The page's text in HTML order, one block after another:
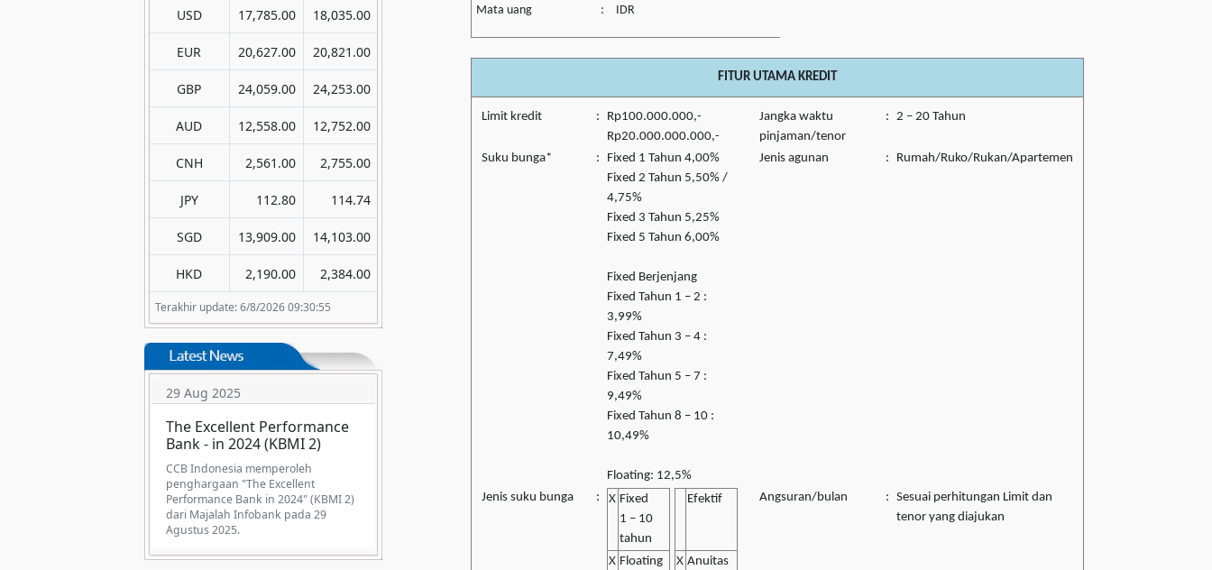
Terakhir update: 6/8/2026 09:30:55
USD 17,785.00 18,035.00
EUR 20,627.00 20,821.00
GBP 24,059.00 24,253.00
AUD 12,558.00 12,752.00
CNH 2,561.00 2,755.00
JPY 112.80 114.74
SGD 13,909.00 14,103.00
HKD 2,190.00 2,384.00
29 Aug 2025
The Excellent Performance
Bank - in 2024 (KBMI 2)
CCB Indonesia memperoleh
penghargaan "The Excellent
Performance Bank in 2024" (KBMI 2)
dari Majalah Infobank pada 29
Agustus 2025.
Mata uang : IDR
FITUR UTAMA KREDIT
Limit kredit :
Rp100.000.000,-
Rp20.000.000.000,-
Jangka waktu
pinjaman/tenor
: 2 – 20 Tahun
Suku bunga* :
Fixed 1 Tahun 4,00%
Fixed 2 Tahun 5,50% /
4,75%
Fixed 3 Tahun 5,25%
Fixed 5 Tahun 6,00%
Fixed Berjenjang
Fixed Tahun 1 – 2 :
3,99%
Fixed Tahun 3 – 4 :
7,49%
Fixed Tahun 5 – 7 :
9,49%
Fixed Tahun 8 – 10 :
10,49%
Floating: 12,5%
Jenis agunan : Rumah/Ruko/Rukan/Apartemen
Jenis suku bunga : X Fixed
1 – 10
tahun
Efektif
X Floating
X Anuitas
Angsuran/bulan : Sesuai perhitungan Limit dan
tenor yang diajukan